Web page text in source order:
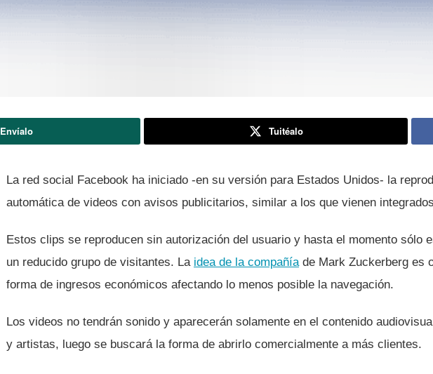
Envíalo Tuitéalo
La red social Facebook ha iniciado -en su versión para Estados Unidos- la
automática de videos con avisos publicitarios, similar a los que vienen
Estos clips se reproducen sin autorización del usuario y hasta el momento sólo
un reducido grupo de visitantes. La idea de la compañí­ade Mark Zuckerberg es
forma de ingresos económicos afectando lo menos posible la navegación.
Los videos no tendrán sonido y aparecerán solamente en el contenido
y artistas, luego se buscará la forma de abrirlo comercialmente a más clientes.